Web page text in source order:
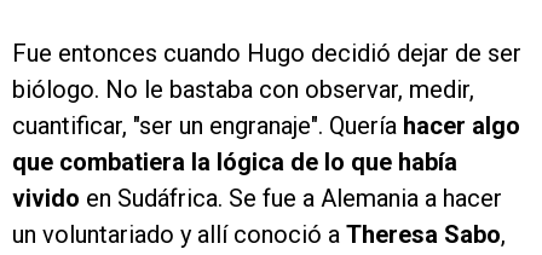
Fue entonces cuando Hugo decidió dejar de ser
biólogo. No le bastaba con observar, medir,
cuantificar, "ser un engranaje". Quería hacer algo
que combatiera la lógica de lo que había
vivido en Sudáfrica. Se fue a Alemania a hacer
un voluntariado y allí conoció a Theresa Sabo,